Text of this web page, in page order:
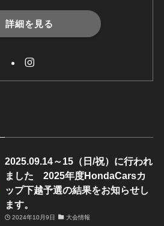
詳細を見る
2025.09.14～15（日/祝）に行われ
ました 2025年度HondaCarsカ
ップ下越予選の結果をお知らせし
ます。
2024年10月9日 大会情報